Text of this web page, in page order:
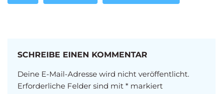
SCHREIBE EINEN KOMMENTAR
Deine E-Mail-Adresse wird nicht veröffentlicht.
Erforderliche Felder sind mit * markiert